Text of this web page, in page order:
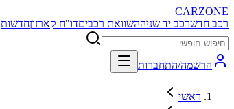
CARZONE
רכב חדשרכב יד שניההשוואת רכביםדו"ח קארזוןחדשות
הרשמה/התחברות
ראשי